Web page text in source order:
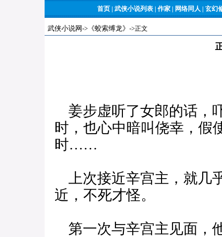
首页 | 武侠小说列表 | 作家 | 网络同人 | 玄幻
武侠小说网 -> 《蛟索缚龙》 ->正文
姜步虚听了女郎的话，
时，也心中暗叫侥幸，假
时……
上次接近辛宫主，就几
近，不死才怪。
第一次与辛宫主见面，